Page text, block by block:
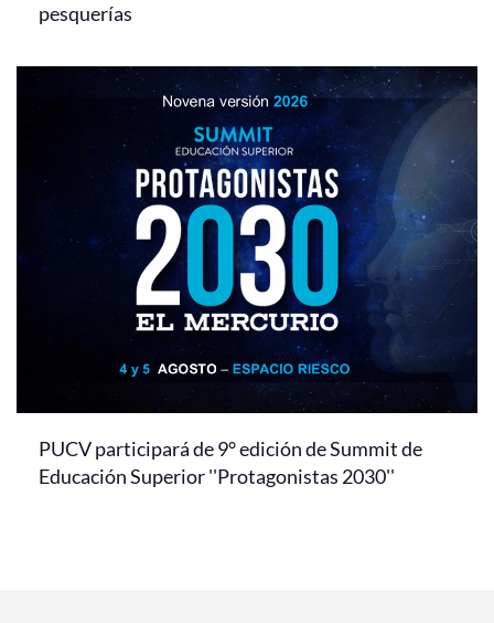
pesquerías
PUCV participará de 9° edición de Summit de
Educación Superior ''Protagonistas 2030''